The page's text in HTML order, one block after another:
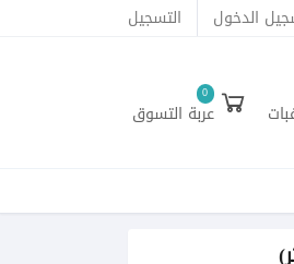
الدخول التسجيل
0
عربة التسوق